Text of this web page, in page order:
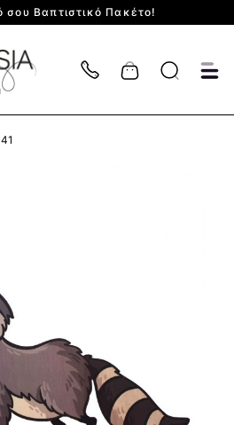
σου Βαπτιστικό Πακέτο!
Cart